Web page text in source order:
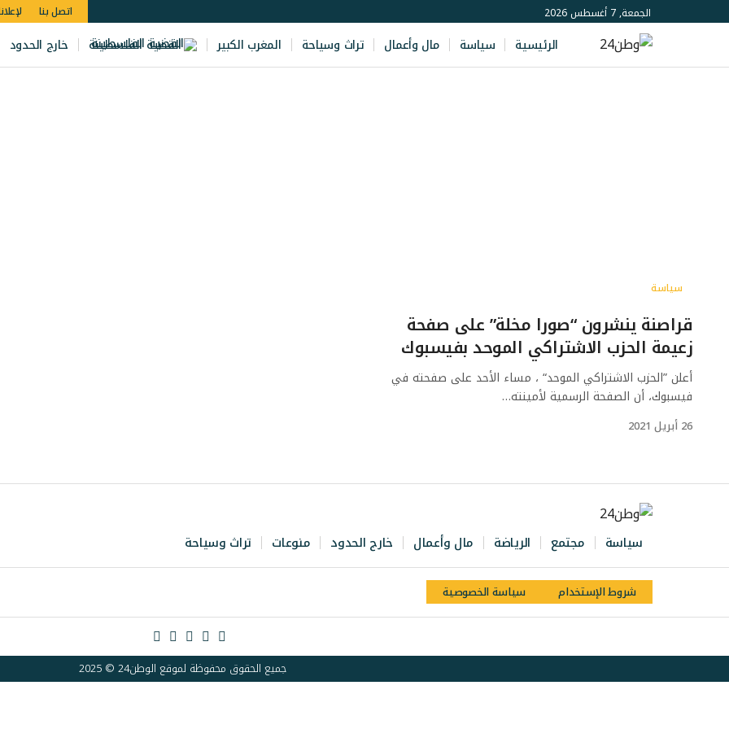
الجمعة, 7 أغسطس 2026 اتصل بنا
الرئيسية سياسة مال وأعمال تراث وسياحة المغرب الكبير القضية الفلسطينة خارج الحدود
سياسة
قراصنة ينشرون “صورا مخلة” على صفحة
زعيمة الحزب الاشتراكي الموحد بفيسبوك
أعلن ”الحزب الاشتراكي الموحد“ ، مساء الأحد على صفحته في
فيسبوك، أن الصفحة الرسمية لأمينته…
26 أبريل 2021
سياسة مجتمع الرياضة مال وأعمال خارج الحدود منوعات تراث وسياحة
شروط الإستخدام سياسة الخصوصية
جميع الحقوق محفوظة لموقع الوطن24 © 2025